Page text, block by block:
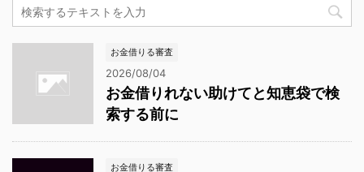
お金借りる審査
2026/08/04
お金借りれない助けてと知恵袋で検
索する前に
お金借りる審査